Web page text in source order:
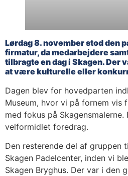
Lørdag 8. november stod den
firmatur, da medarbejdere
tilbragte en dag i Skagen. Der
at være kulturelle eller
Dagen blev for hovedparten
Museum, hvor vi på fornem vis
med fokus på
velformidlet foredrag.
Den resterende del af gruppen
Skagen Padelcenter, inden vi
Skagen Bryghus. Der var i den